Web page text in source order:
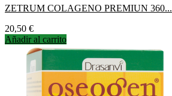
ZETRUM COLAGENO PREMIUN 360...
Precio
20,50 €
Añadir al carrito